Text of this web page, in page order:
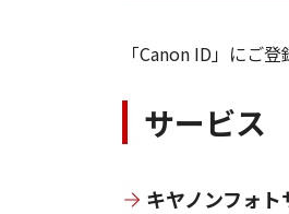
「Canon ID」にご
サービス
キヤノンフォト